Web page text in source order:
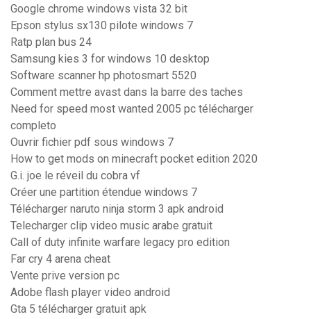
Google chrome windows vista 32 bit
Epson stylus sx130 pilote windows 7
Ratp plan bus 24
Samsung kies 3 for windows 10 desktop
Software scanner hp photosmart 5520
Comment mettre avast dans la barre des taches
Need for speed most wanted 2005 pc télécharger
completo
Ouvrir fichier pdf sous windows 7
How to get mods on minecraft pocket edition 2020
G.i. joe le réveil du cobra vf
Créer une partition étendue windows 7
Télécharger naruto ninja storm 3 apk android
Telecharger clip video music arabe gratuit
Call of duty infinite warfare legacy pro edition
Far cry 4 arena cheat
Vente prive version pc
Adobe flash player video android
Gta 5 télécharger gratuit apk